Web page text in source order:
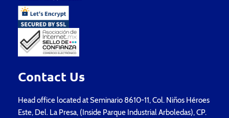
Contact Us
Head office located at Seminario 8610-11, Col. Niños Héroes
Este, Del. La Presa, (Inside Parque Industrial Arboledas), CP.